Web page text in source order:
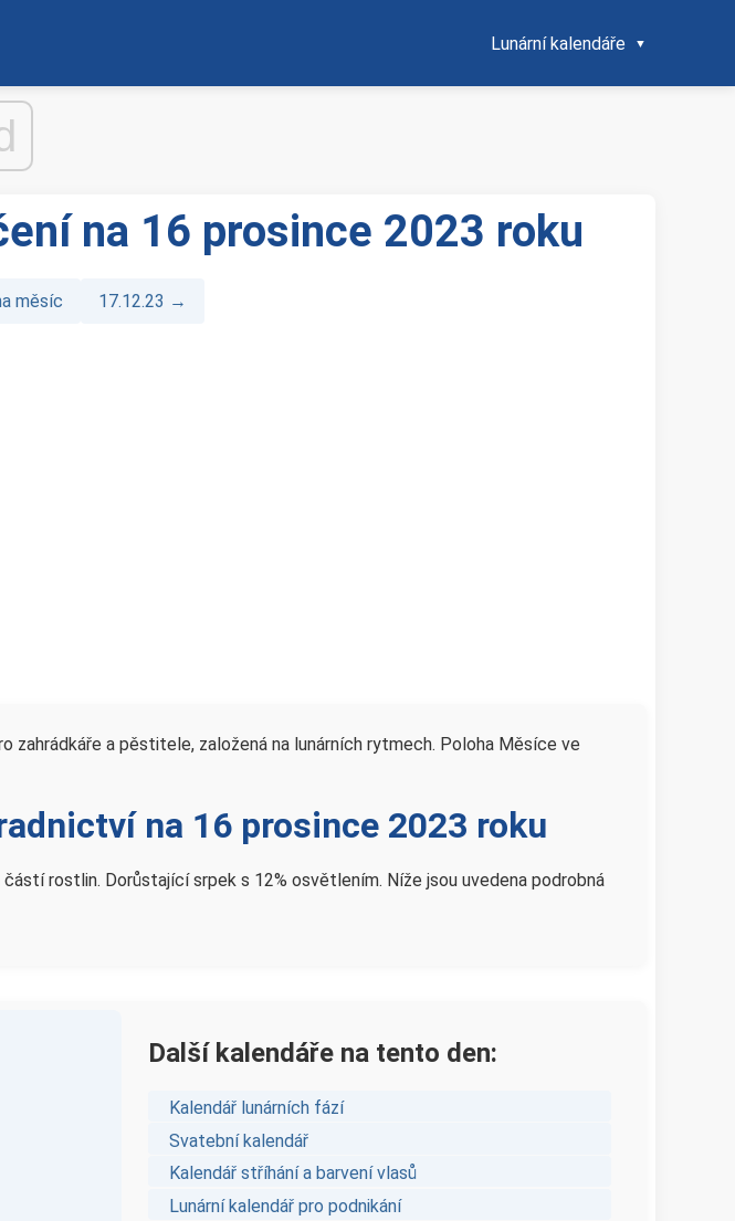
Lunární kalendáře
na 16 prosince 2023 roku
měsíc 17.12.23 →
zahrádkáře a pěstitele, založená na lunárních rytmech. Poloha Měsíce ve
na 16 prosince 2023 roku
rostlin. Dorůstající srpek s 12% osvětlením. Níže jsou uvedena podrobná
Další kalendáře na tento den:
Kalendář lunárních fází
Svatební kalendář
Kalendář stříhání a barvení vlasů
Lunární kalendář pro podnikání